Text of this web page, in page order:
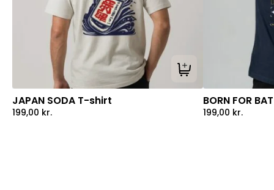
Tilføj til kurv
JAPAN SODA T-shirt
199,00 kr.
BORN FOR
199,00 kr.